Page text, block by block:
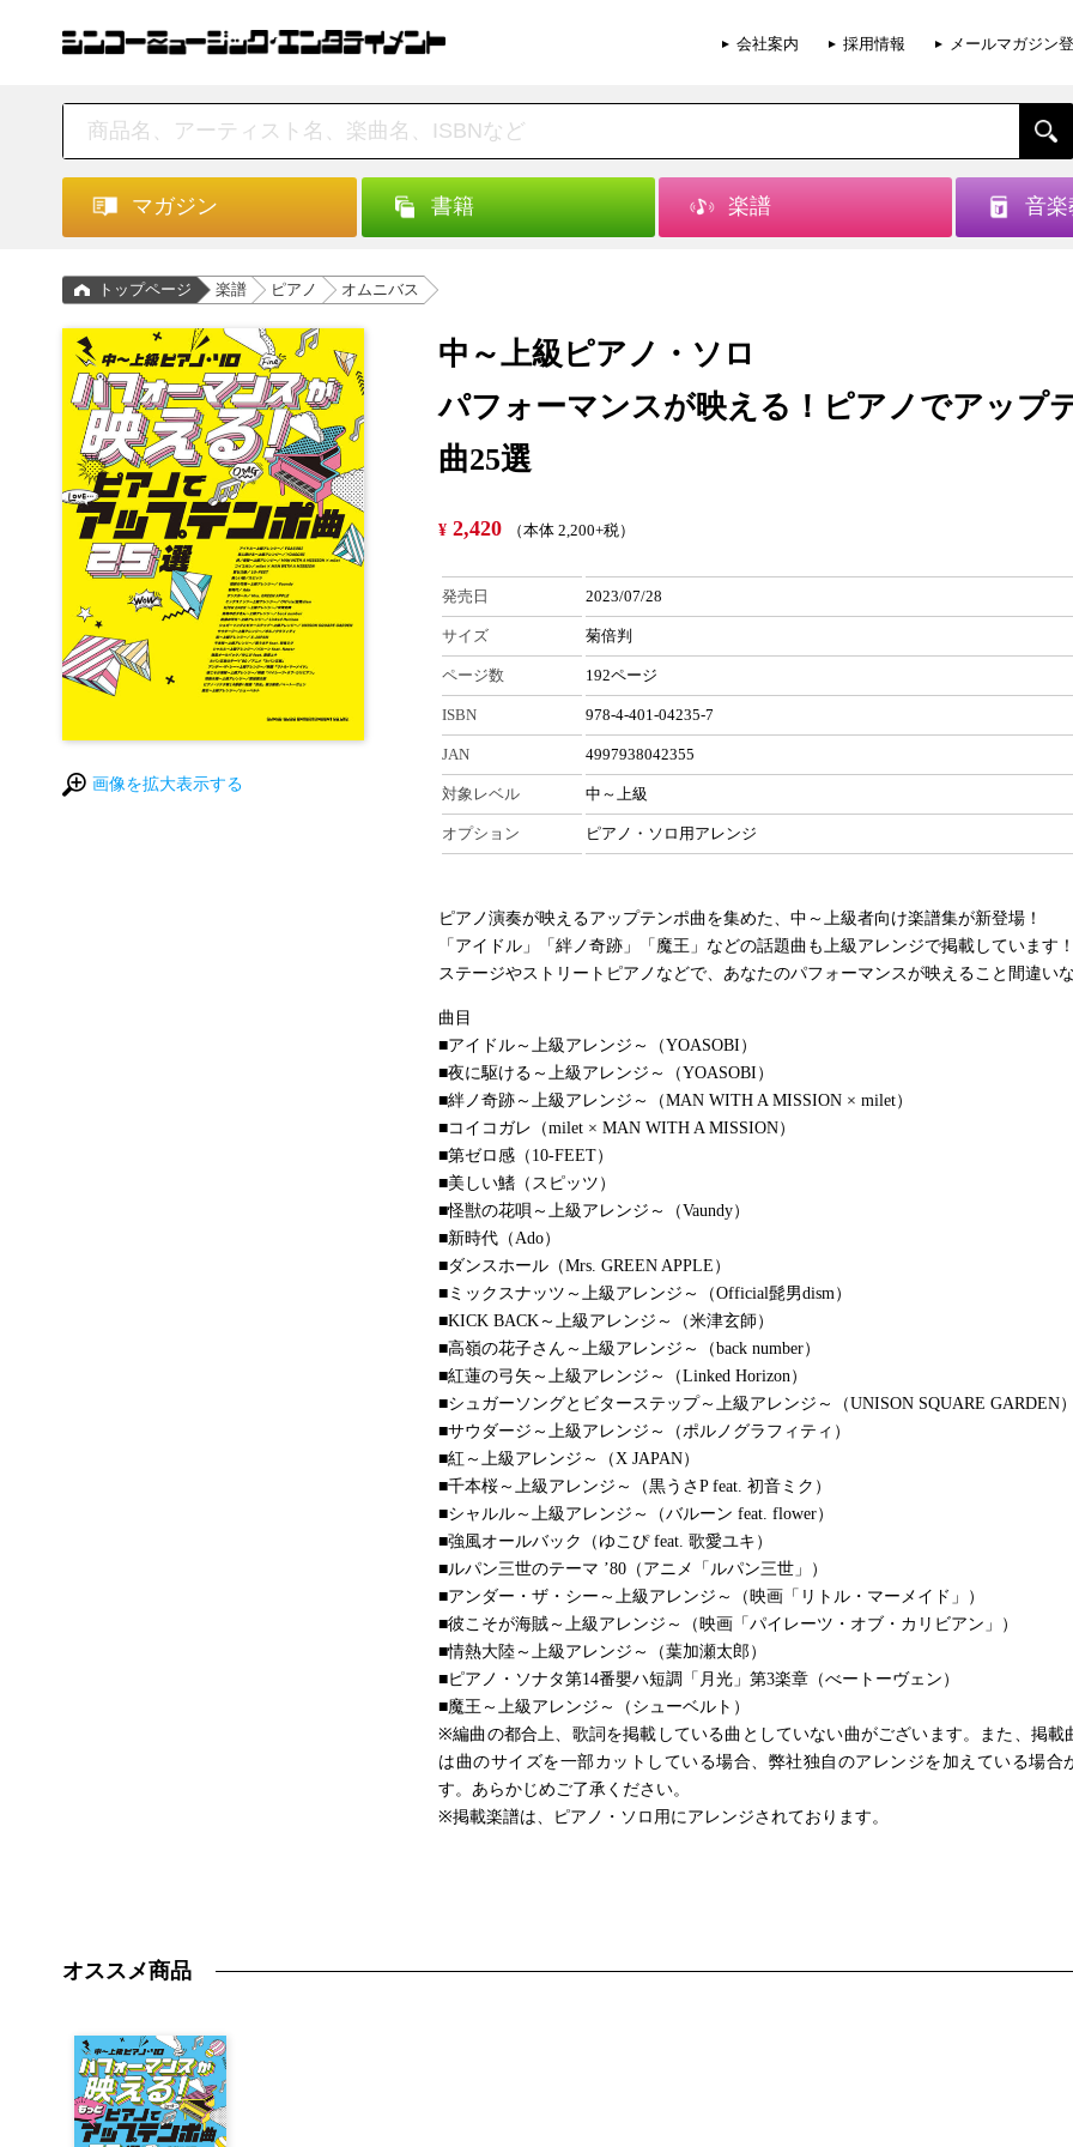
会社案内 採用情報 メールマガジン
マガジン 書籍 楽譜 音楽
トップページ 楽譜 ピアノ オムニバス
画像を拡大表示する
中～上級ピアノ・ソロ
パフォーマンスが映える！ピアノでアップ
曲25選
¥ 2,420 （本体 2,200+税）
発売日 2023/07/28
サイズ 菊倍判
ページ数 192ページ
ISBN 978-4-401-04235-7
JAN 4997938042355
対象レベル 中～上級
オプション ピアノ・ソロ用アレンジ
ピアノ演奏が映えるアップテンポ曲を集めた、中～上級者向け楽譜集が新登場！
「アイドル」「絆ノ奇跡」「魔王」などの話題曲も上級アレンジで掲載しています！
ステージやストリートピアノなどで、あなたのパフォーマンスが映えること間違い
曲目
■アイドル～上級アレンジ～（YOASOBI）
■夜に駆ける～上級アレンジ～（YOASOBI）
■絆ノ奇跡～上級アレンジ～（MAN WITH A MISSION × milet）
■コイコガレ（milet × MAN WITH A MISSION）
■第ゼロ感（10-FEET）
■美しい鰭（スピッツ）
■怪獣の花唄～上級アレンジ～（Vaundy）
■新時代（Ado）
■ダンスホール（Mrs. GREEN APPLE）
■ミックスナッツ～上級アレンジ～（Official髭男dism）
■KICK BACK～上級アレンジ～（米津玄師）
■高嶺の花子さん～上級アレンジ～（back number）
■紅蓮の弓矢～上級アレンジ～（Linked Horizon）
■シュガーソングとビターステップ～上級アレンジ～（UNISON SQUARE GARDEN）
■サウダージ～上級アレンジ～（ポルノグラフィティ）
■紅～上級アレンジ～（X JAPAN）
■千本桜～上級アレンジ～（黒うさP feat. 初音ミク）
■シャルル～上級アレンジ～（バルーン feat. flower）
■強風オールバック（ゆこぴ feat. 歌愛ユキ）
■ルパン三世のテーマ ’80（アニメ「ルパン三世」）
■アンダー・ザ・シー～上級アレンジ～（映画「リトル・マーメイド」）
■彼こそが海賊～上級アレンジ～（映画「パイレーツ・オブ・カリビアン」）
■情熱大陸～上級アレンジ～（葉加瀬太郎）
■ピアノ・ソナタ第14番嬰ハ短調「月光」第3楽章（べートーヴェン）
■魔王～上級アレンジ～（シューベルト）
※編曲の都合上、歌詞を掲載している曲としていない曲がございます。また、掲載
は曲のサイズを一部カットしている場合、弊社独自のアレンジを加えている場合
す。あらかじめご了承ください。
※掲載楽譜は、ピアノ・ソロ用にアレンジされております。
オススメ商品